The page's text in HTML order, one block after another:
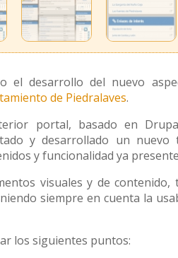
el desarrollo del nuevo
de Piedralaves.
portal, basado en
y desarrollado un nuevo
y funcionalidad ya
visuales y de
siempre en cuenta la
los siguientes puntos: